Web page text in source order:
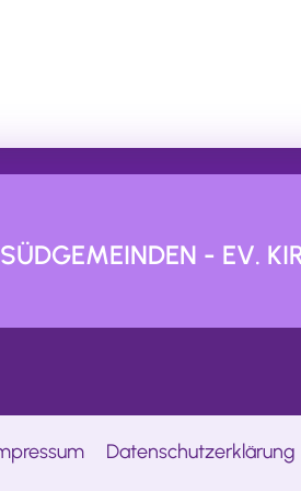
SÜDGEMEINDEN - EV.
Datenschutzerklärung